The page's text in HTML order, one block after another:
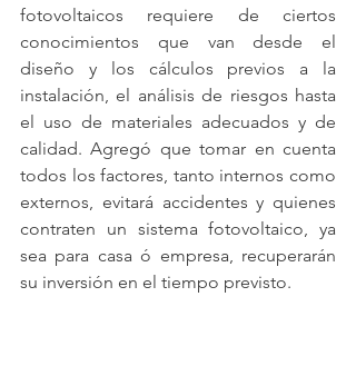
fotovoltaicos requiere de ciertos
conocimientos que van desde el
diseño y los cálculos previos a la
instalación, el análisis de riesgos hasta
el uso de materiales adecuados y de
calidad. Agregó que tomar en cuenta
todos los factores, tanto internos como
externos, evitará accidentes y quienes
contraten un sistema fotovoltaico, ya
sea para casa ó empresa, recuperarán
su inversión en el tiempo previsto.